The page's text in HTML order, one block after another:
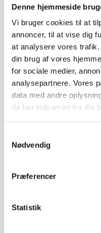
Denne hjemmeside
Vi bruger cookies til at
annoncer, til at vise dig
at analysere vores
din brug af vores
for sociale medier,
analysepartnere. Vores
data med andre
de har indsamlet fra din
Nødvendig
Præferencer
Statistik
Det store slag. BUPL's
på et ekstraordinært
indgåede delforlig,
obligatorisk løn til
indeværende uge
to.
Næste forhandling
- kommer der langt
www.bupl.dk